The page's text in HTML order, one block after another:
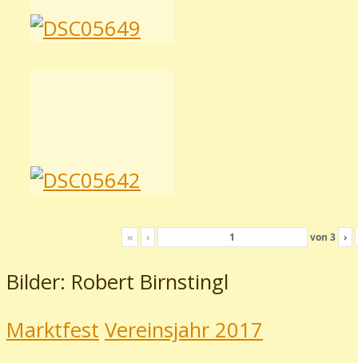
« ‹ von 3 ›
Bilder: Robert Birnstingl
Marktfest Vereinsjahr 2017